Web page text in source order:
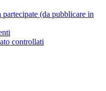
partecipate (da pubblicare in
controllati